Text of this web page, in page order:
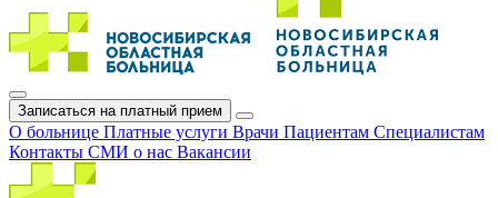
Записаться на платный прием
О больнице Платные услуги Врачи Пациентам Специалистам
Контакты СМИ о нас Вакансии